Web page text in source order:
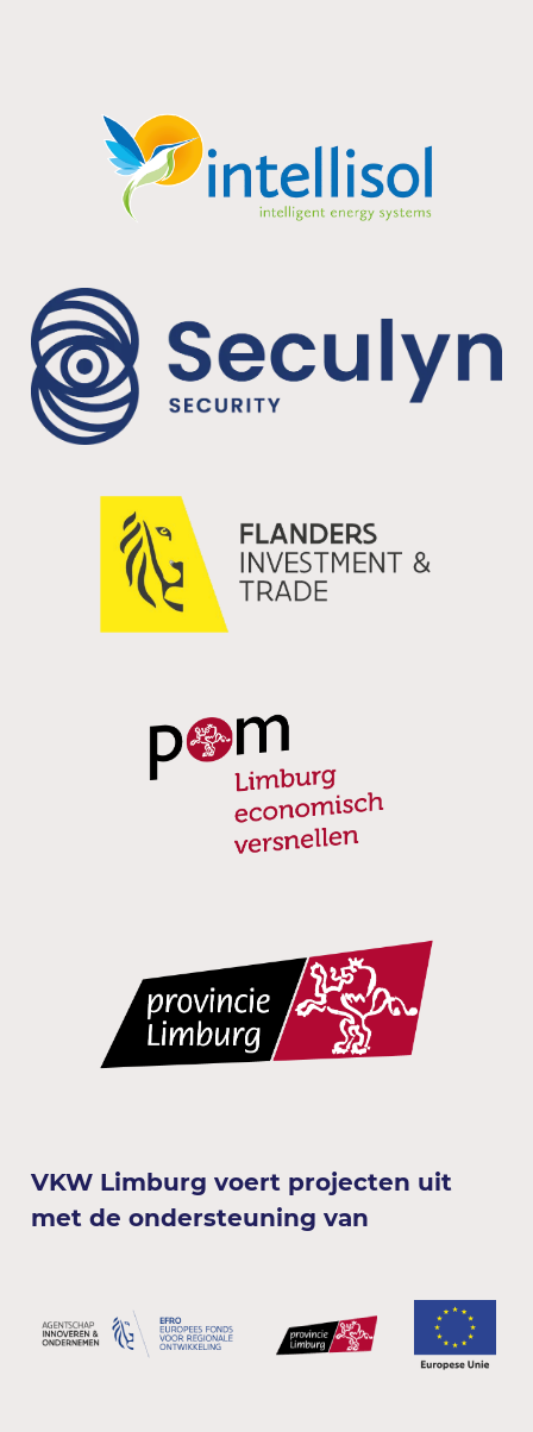
VKW Limburg voert projecten uit
met de ondersteuning van